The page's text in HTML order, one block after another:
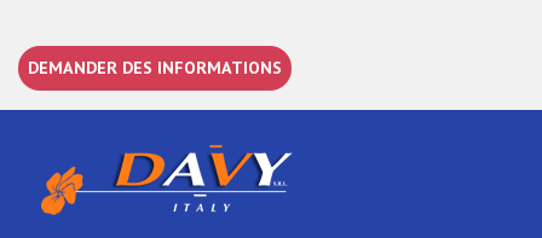
DEMANDER DES INFORMATIONS